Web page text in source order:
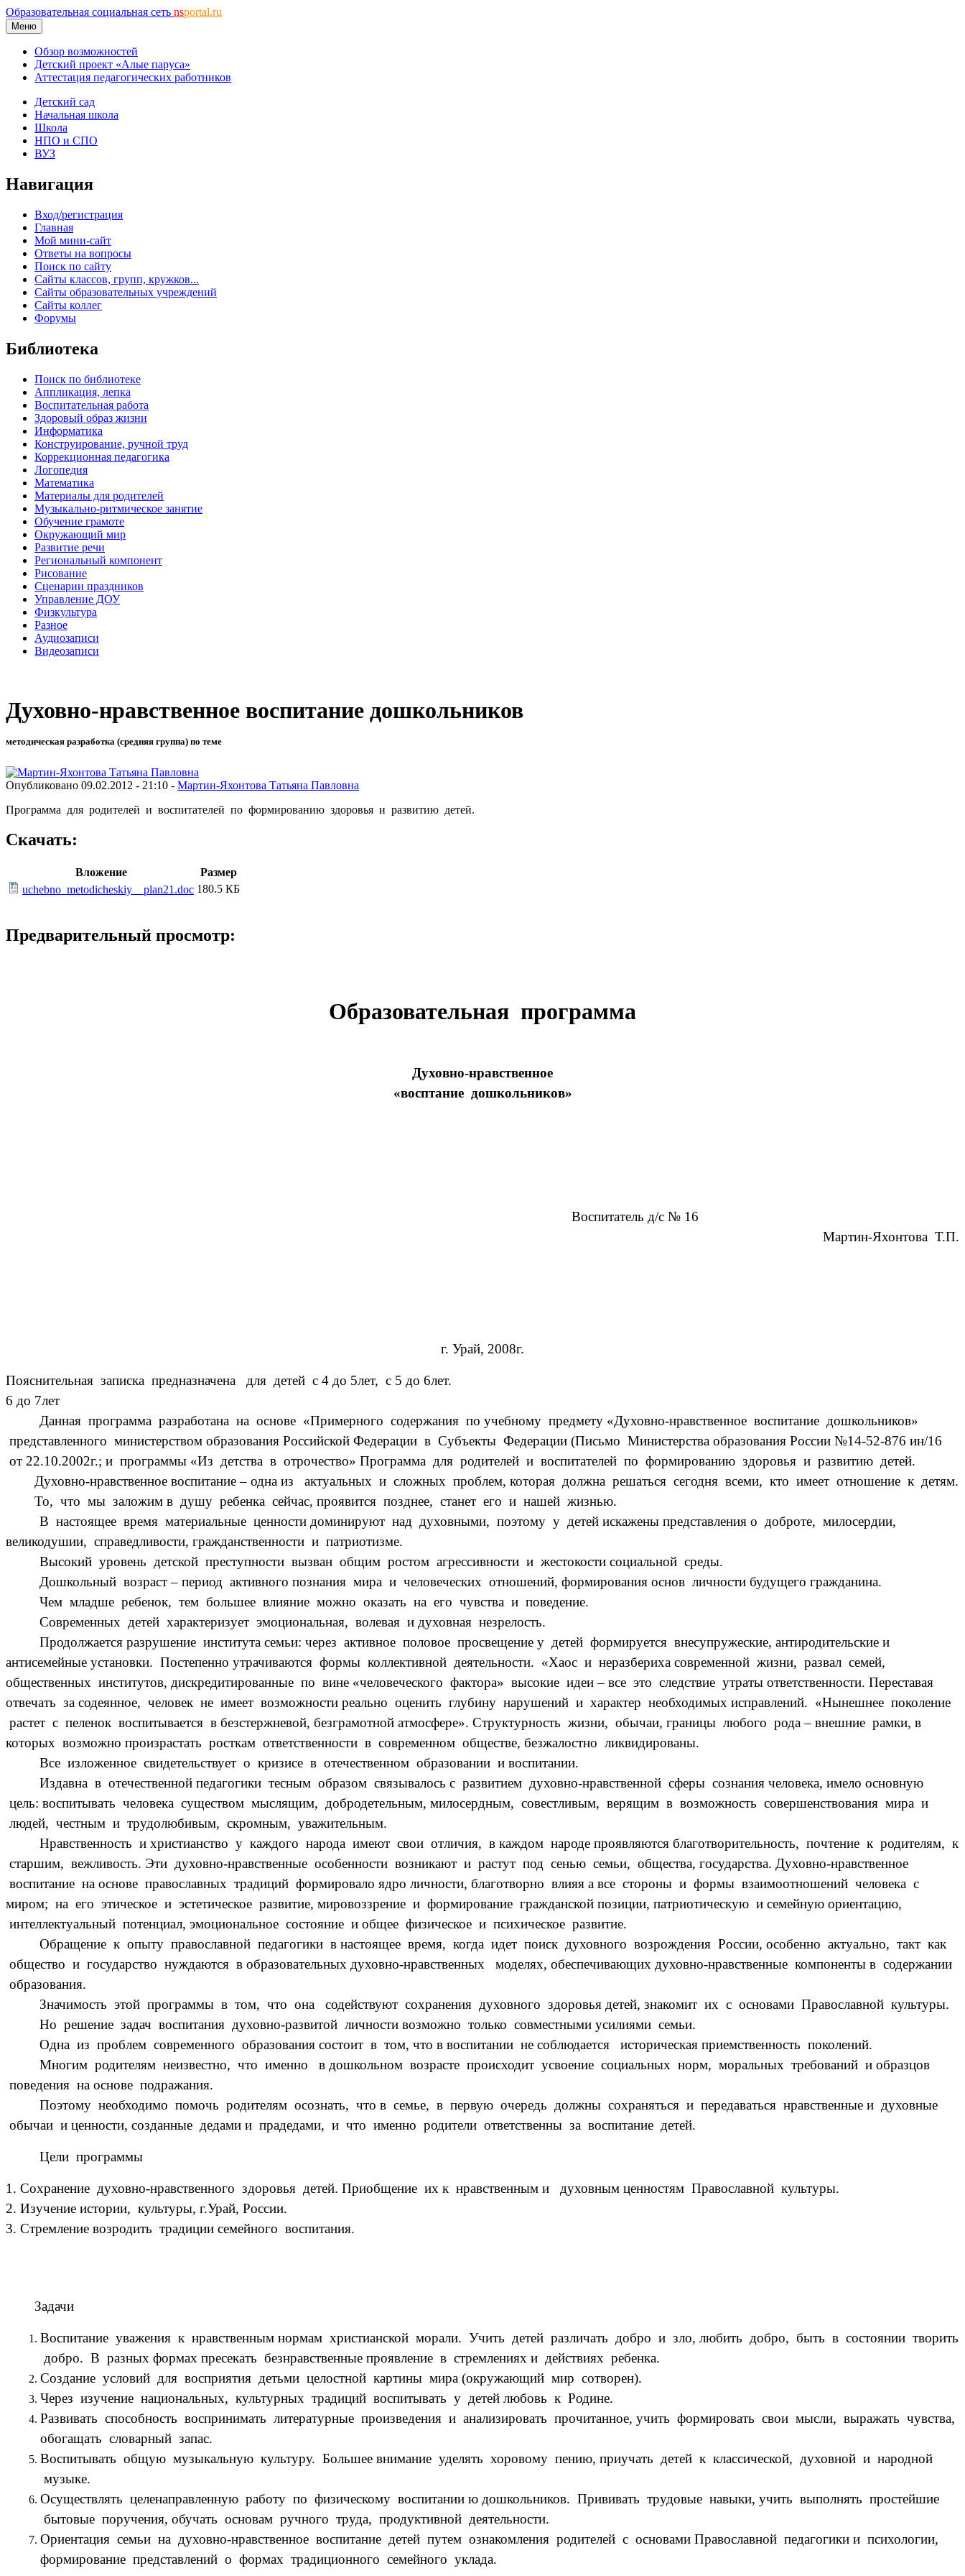
Образовательная социальная сеть nsportal.ru
Меню
Обзор возможностей
Детский проект «Алые паруса»
Аттестация педагогических работников
Детский сад
Начальная школа
Школа
НПО и СПО
ВУЗ
Навигация
Вход/регистрация
Главная
Мой мини-сайт
Ответы на вопросы
Поиск по сайту
Сайты классов, групп, кружков...
Сайты образовательных учреждений
Сайты коллег
Форумы
Библиотека
Поиск по библиотеке
Аппликация, лепка
Воспитательная работа
Здоровый образ жизни
Информатика
Конструирование, ручной труд
Коррекционная педагогика
Логопедия
Математика
Материалы для родителей
Музыкально-ритмическое занятие
Обучение грамоте
Окружающий мир
Развитие речи
Региональный компонент
Рисование
Сценарии праздников
Управление ДОУ
Физкультура
Разное
Аудиозаписи
Видеозаписи
Духовно-нравственное воспитание дошкольников
методическая разработка (средняя группа) по теме
Опубликовано 09.02.2012 - 21:10 - Мартин-Яхонтова Татьяна Павловна
Программа для родителей и воспитателей по формированию здоровья и развитию детей.
Скачать:
Вложение
Размер
uchebno_metodicheskiy__plan21.doc 180.5 КБ
Предварительный просмотр:
Образовательная программа
Духовно-нравственное
«восптание дошкольников»
Воспитатель д/с № 16
Мартин-Яхонтова Т.П.
г. Урай, 2008г.
Пояснительная записка предназначена для детей с 4 до 5лет, с 5 до 6лет.
6 до 7лет
Данная программа разработана на основе «Примерного содержания по учебному предмету «Духовно-нравственное воспитание дошкольников»
представленного министерством образования Российской Федерации в Субъекты Федерации (Письмо Министерства образования России №14-52-876 ин/16
от 22.10.2002г.; и программы «Из детства в отрочество» Программа для родителей и воспитателей по формированию здоровья и развитию детей.
Духовно-нравственное воспитание – одна из актуальных и сложных проблем, которая должна решаться сегодня всеми, кто имеет отношение к детям.
То, что мы заложим в душу ребенка сейчас, проявится позднее, станет его и нашей жизнью.
В настоящее время материальные ценности доминируют над духовными, поэтому у детей искажены представления о доброте, милосердии,
великодушии, справедливости, гражданственности и патриотизме.
Высокий уровень детской преступности вызван общим ростом агрессивности и жестокости социальной среды.
Дошкольный возраст – период активного познания мира и человеческих отношений, формирования основ личности будущего гражданина.
Чем младше ребенок, тем большее влияние можно оказать на его чувства и поведение.
Современных детей характеризует эмоциональная, волевая и духовная незрелость.
Продолжается разрушение института семьи: через активное половое просвещение у детей формируется внесупружеские, антиродительские и
антисемейные установки. Постепенно утрачиваются формы коллективной деятельности. «Хаос и неразбериха современной жизни, развал семей,
общественных институтов, дискредитированные по вине «человеческого фактора» высокие идеи – все это следствие утраты ответственности. Переставая
отвечать за содеянное, человек не имеет возможности реально оценить глубину нарушений и характер необходимых исправлений. «Нынешнее поколение
растет с пеленок воспитывается в безстержневой, безграмотной атмосфере». Структурность жизни, обычаи, границы любого рода – внешние рамки, в
которых возможно произрастать росткам ответственности в современном обществе, безжалостно ликвидированы.
Все изложенное свидетельствует о кризисе в отечественном образовании и воспитании.
Издавна в отечественной педагогики тесным образом связывалось с развитием духовно-нравственной сферы сознания человека, имело основную
цель: воспитывать человека существом мыслящим, добродетельным, милосердным, совестливым, верящим в возможность совершенствования мира и
людей, честным и трудолюбивым, скромным, уважительным.
Нравственность и христианство у каждого народа имеют свои отличия, в каждом народе проявляются благотворительность, почтение к родителям, к
старшим, вежливость. Эти духовно-нравственные особенности возникают и растут под сенью семьи, общества, государства. Духовно-нравственное
воспитание на основе православных традиций формировало ядро личности, благотворно влияя а все стороны и формы взаимоотношений человека с
миром; на его этическое и эстетическое развитие, мировоззрение и формирование гражданской позиции, патриотическую и семейную ориентацию,
интеллектуальный потенциал, эмоциональное состояние и общее физическое и психическое развитие.
Обращение к опыту православной педагогики в настоящее время, когда идет поиск духовного возрождения России, особенно актуально, такт как
общество и государство нуждаются в образовательных духовно-нравственных моделях, обеспечивающих духовно-нравственные компоненты в содержании
образования.
Значимость этой программы в том, что она содействуют сохранения духовного здоровья детей, знакомит их с основами Православной культуры.
Но решение задач воспитания духовно-развитой личности возможно только совместными усилиями семьи.
Одна из проблем современного образования состоит в том, что в воспитании не соблюдается историческая приемственность поколений.
Многим родителям неизвестно, что именно в дошкольном возрасте происходит усвоение социальных норм, моральных требований и образцов
поведения на основе подражания.
Поэтому необходимо помочь родителям осознать, что в семье, в первую очередь должны сохраняться и передаваться нравственные и духовные
обычаи и ценности, созданные дедами и прадедами, и что именно родители ответственны за воспитание детей.
Цели программы
1. Сохранение духовно-нравственного здоровья детей. Приобщение их к нравственным и духовным ценностям Православной культуры.
2. Изучение истории, культуры, г.Урай, России.
3. Стремление возродить традиции семейного воспитания.
Задачи
Воспитание уважения к нравственным нормам христианской морали. Учить детей различать добро и зло, любить добро, быть в состоянии творить
добро. В разных формах пресекать безнравственные проявление в стремлениях и действиях ребенка.
Создание условий для восприятия детьми целостной картины мира (окружающий мир сотворен).
Через изучение национальных, культурных традиций воспитывать у детей любовь к Родине.
Развивать способность воспринимать литературные произведения и анализировать прочитанное, учить формировать свои мысли, выражать чувства,
обогащать словарный запас.
Воспитывать общую музыкальную культуру. Большее внимание уделять хоровому пению, приучать детей к классической, духовной и народной
музыке.
Осуществлять целенаправленную работу по физическому воспитании ю дошкольников. Прививать трудовые навыки, учить выполнять простейшие
бытовые поручения, обучать основам ручного труда, продуктивной деятельности.
Ориентация семьи на духовно-нравственное воспитание детей путем ознакомления родителей с основами Православной педагогики и психологии,
формирование представлений о формах традиционного семейного уклада.